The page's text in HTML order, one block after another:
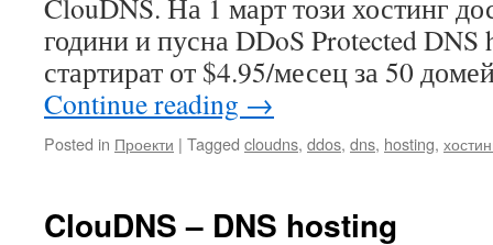
ClouDNS. На 1 март този хостинг
години и пусна DDoS Protected
стартират от $4.95/месец за 50
Continue reading →
Posted in Проекти | Tagged cloudns, ddos, dns, hosting,
ClouDNS – DNS hosting